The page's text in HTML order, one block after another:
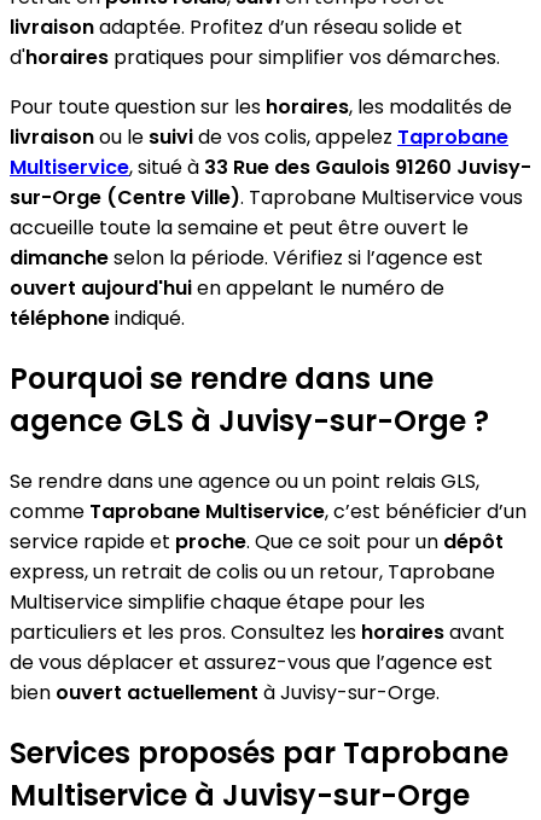
livraisonadaptée. Profitez d’un réseau solide et
d'horaires pratiques pour simplifier vos démarches.
Pour toute question sur les horaires, les modalités de
livraisonou le suivide vos colis, appelez Taprobane
Multiservice, situé à 33 Rue des Gaulois 91260 Juvisy-
sur-Orge (Centre Ville). Taprobane Multiservice vous
accueille toute la semaine et peut être ouvert le
dimancheselon la période. Vérifiez si l’agence est
ouvert aujourd'huien appelant le numéro de
téléphoneindiqué.
Pourquoi se rendre dans une
agence GLS à Juvisy-sur-Orge ?
Se rendre dans une agence ou un point relais GLS,
comme Taprobane Multiservice, c’est bénéficier d’un
service rapide et proche. Que ce soit pour un dépôt
express, un retrait de colis ou un retour, Taprobane
Multiservice simplifie chaque étape pour les
particuliers et les pros. Consultez les horairesavant
de vous déplacer et assurez-vous que l’agence est
bien ouvert actuellement à Juvisy-sur-Orge.
Services proposés par Taprobane
Multiservice à Juvisy-sur-Orge